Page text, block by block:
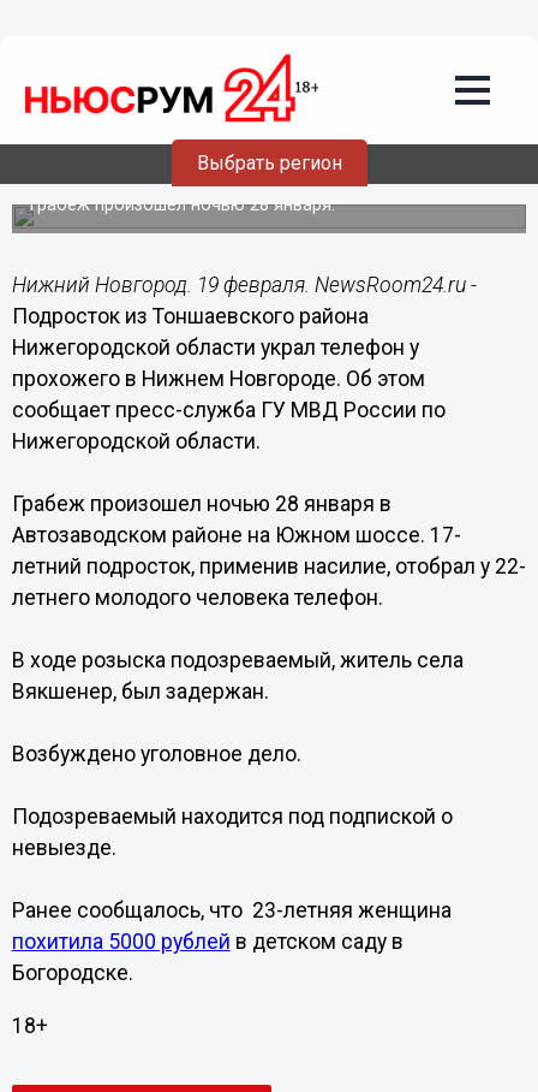
Выбрать регион
19.02.201708:00
Подросток из Тоншаева украл телефон
у прохожего в Нижнем Новгороде
Грабеж произошел ночью 28 января.
Нижний Новгород. 19 февраля. NewsRoom24.ru -
Подросток из Тоншаевского района
Нижегородской области украл телефон у
прохожего в Нижнем Новгороде. Об этом
сообщает пресс-служба ГУ МВД России по
Нижегородской области.
Грабеж произошел ночью 28 января в
Автозаводском районе на Южном шоссе. 17-
летний подросток, применив насилие, отобрал у 22-
летнего молодого человека телефон.
В ходе розыска подозреваемый, житель села
Вякшенер, был задержан.
Возбуждено уголовное дело.
Подозреваемый находится под подпиской о
невыезде.
Ранее сообщалось, что 23-летняя женщина
похитила 5000 рублей в детском саду в
Богородске.
18+